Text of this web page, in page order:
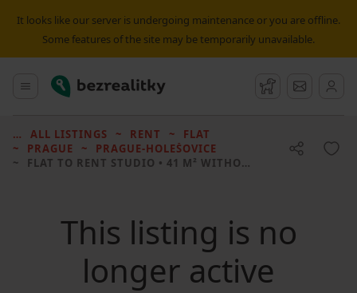
It looks like our server is undergoing maintenance or you are offline.
Some features of the site may be temporarily unavailable.
Main menu
Bezrealitky Watchdog
ALL LISTINGS RENT
FLAT
PRAGUE
PRAGUE-HOLEŠOVICE
FLAT TO RENT STUDIO • 41 M² WITHOUT REAL ESTATE
This listing is no
longer active